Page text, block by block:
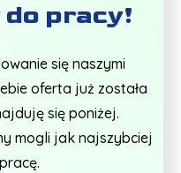
pracy!
się naszymi
oferta już została
się poniżej.
mogli jak najszybciej